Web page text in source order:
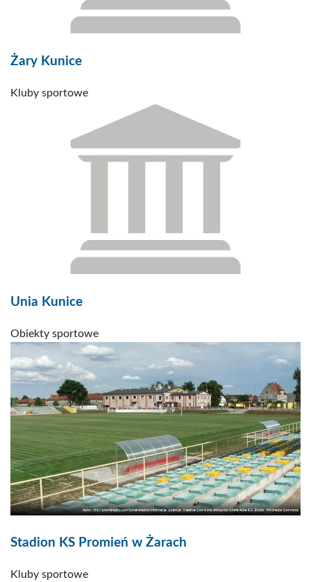
Żary Kunice
Kluby sportowe
Unia Kunice
Obiekty sportowe
Stadion KS Promień w Żarach
Kluby sportowe